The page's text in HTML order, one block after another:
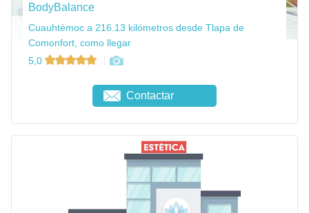
BodyBalance
Cuauhtémoc a 216.13 kilómetros desde Tlapa de
Comonfort, como llegar
5,0
Contactar